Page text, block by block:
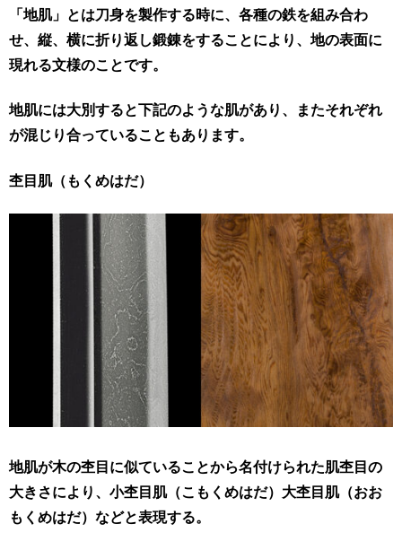
「地肌」とは刀身を製作する時に、各種の鉄を組み合わ
せ、縦、横に折り返し鍛錬をすることにより、地の表面に
現れる文様のことです。
地肌には大別すると下記のような肌があり、またそれぞれ
が混じり合っていることもあります。
杢目肌（もくめはだ）
地肌が木の杢目に似ていることから名付けられた肌杢目の
大きさにより、小杢目肌（こもくめはだ）大杢目肌（おお
もくめはだ）などと表現する。